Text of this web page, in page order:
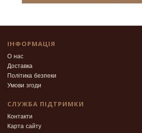
ІНФОРМАЦІЯ
О нас
Доставка
Політика безпеки
Умови згоди
СЛУЖБА ПІДТРИМКИ
Контакти
Карта сайту